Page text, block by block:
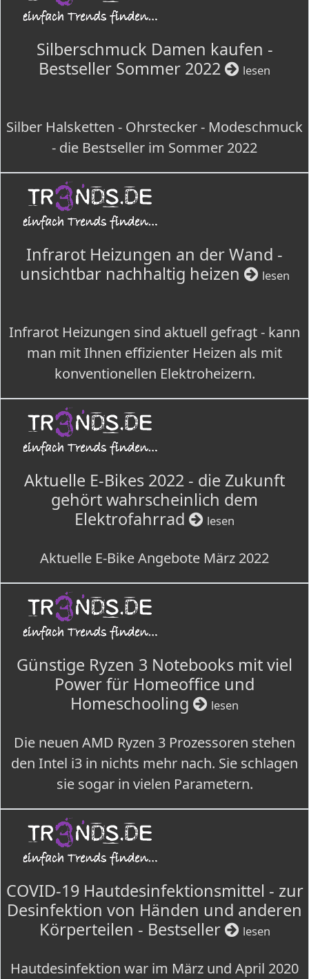
Silberschmuck Damen kaufen -
Bestseller Sommer 2022
lesen
Silber Halsketten - Ohrstecker - Modeschmuck
- die Bestseller im Sommer 2022
Infrarot Heizungen an der Wand -
unsichtbar nachhaltig heizen
lesen
Infrarot Heizungen sind aktuell gefragt - kann
man mit Ihnen effizienter Heizen als mit
konventionellen Elektroheizern.
Aktuelle E-Bikes 2022 - die Zukunft
gehört wahrscheinlich dem
Elektrofahrrad
lesen
Aktuelle E-Bike Angebote März 2022
Günstige Ryzen 3 Notebooks mit viel
Power für Homeoffice und
Homeschooling
lesen
Die neuen AMD Ryzen 3 Prozessoren stehen
den Intel i3 in nichts mehr nach. Sie schlagen
sie sogar in vielen Parametern.
COVID-19 Hautdesinfektionsmittel - zur
Desinfektion von Händen und anderen
Körperteilen - Bestseller
lesen
Hautdesinfektion war im März und April 2020